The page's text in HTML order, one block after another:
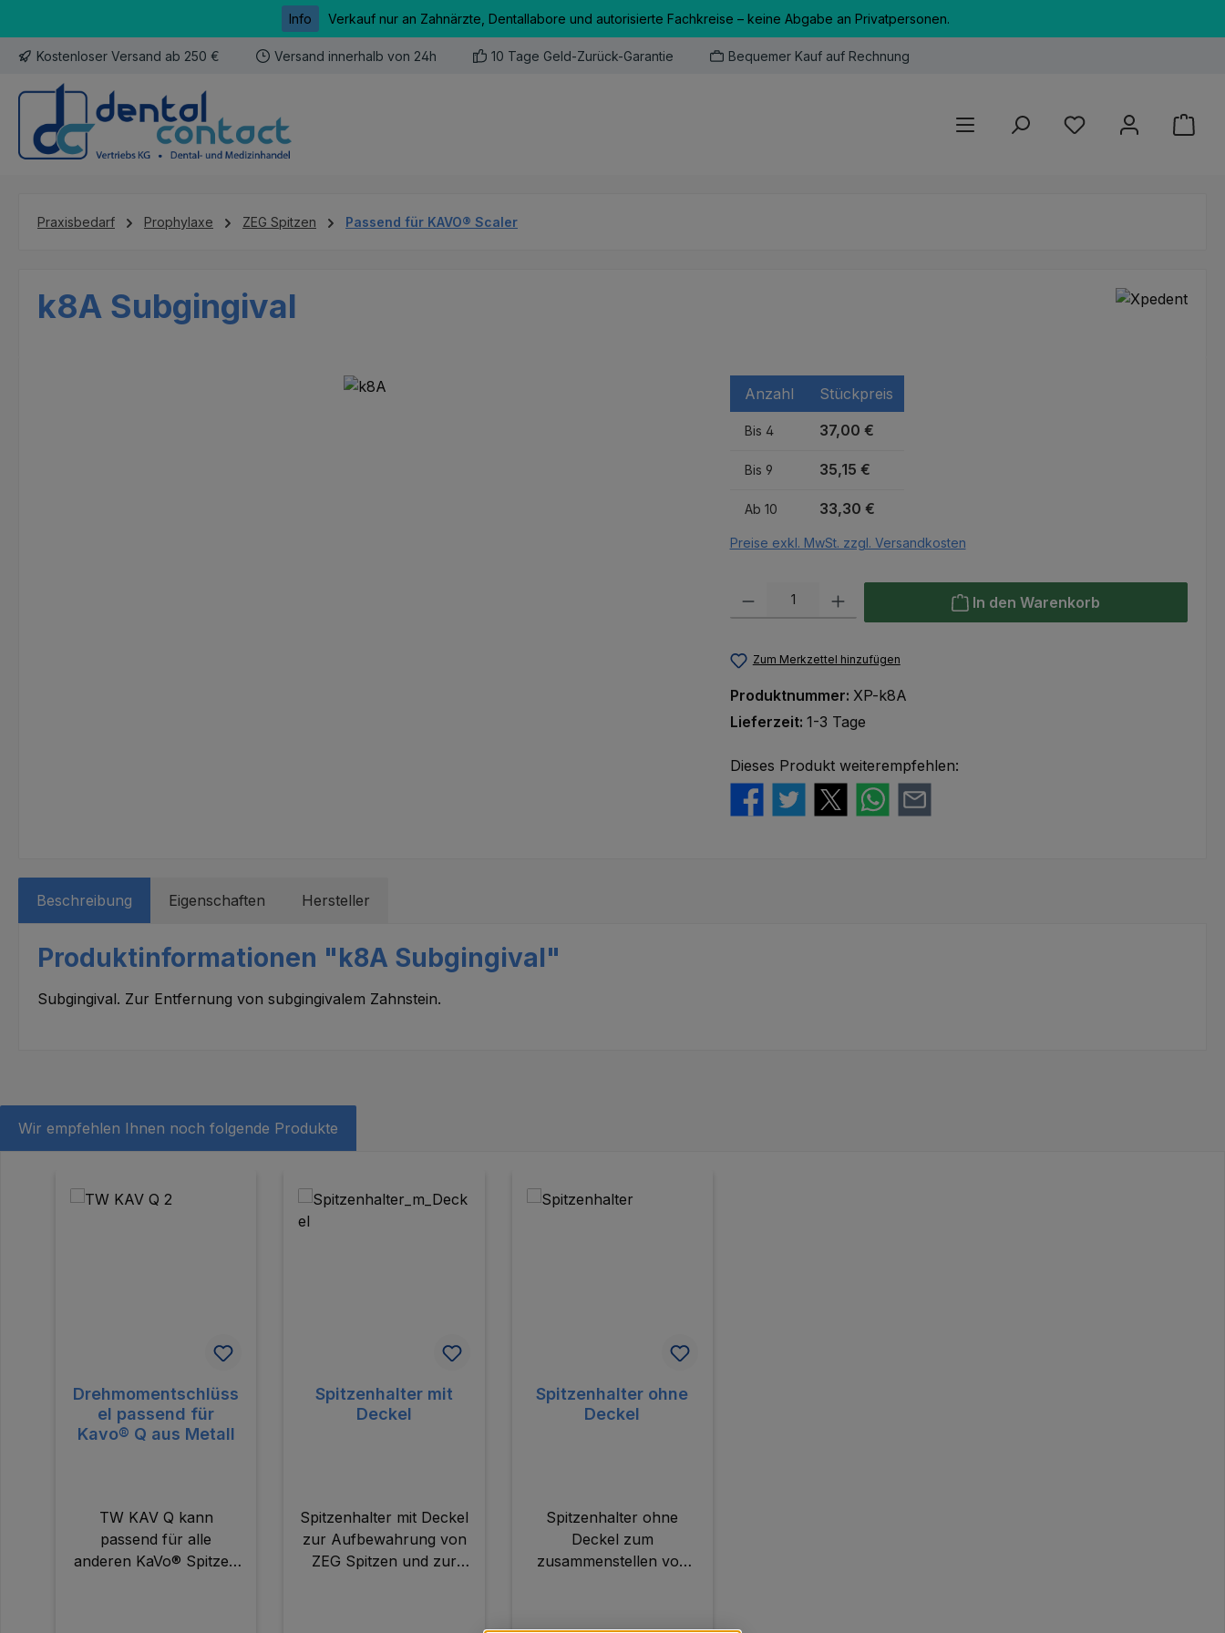
Info Verkauf nur an Zahnärzte, Dentallabore und autorisierte Fachkreise – keine Abgabe an Privatpersonen.
Kostenloser Versand ab 250 € Versand innerhalb von 24h 10 Tage Geld-Zurück-Garantie Bequemer Kauf auf Rechnung
Du hast 0 Produkte
Praxisbedarf Prophylaxe ZEG Spitzen Passend für KAVO® Scaler
k8A Subgingival
Anzahl Stückpreis
Bis 4 37,00 €
Bis 9 35,15 €
Ab 10 33,30 €
Preise exkl. MwSt. zzgl. Versandkosten
Produkt Anzahl: Gib den gewünschten Wert ein oder benutze die Schaltflächen
In den Warenkorb
Zum Merkzettel hinzufügen
Produktnummer: XP-k8A
Lieferzeit: 1-3 Tage
Dieses Produkt weiterempfehlen:
Beschreibung Eigenschaften Hersteller
Produktinformationen "k8A Subgingival"
Subgingival. Zur Entfernung von subgingivalem Zahnstein.
Wir empfehlen Ihnen noch folgende Produkte
Drehmomentschlüss
el passend für
Kavo® Q aus Metall
TW KAV Q kann
passend für alle
anderen KaVo® Spitzen
Spitzenhalter mit
Deckel
Spitzenhalter mit Deckel
zur Aufbewahrung von
ZEG Spitzen und zur
Spitzenhalter ohne
Deckel
Spitzenhalter ohne
Deckel zum
zusammenstellen von